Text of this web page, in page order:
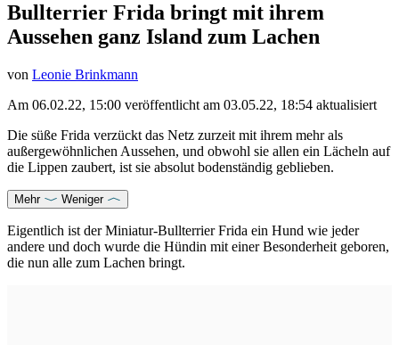
Bullterrier Frida bringt mit ihrem
Aussehen ganz Island zum Lachen
von Leonie Brinkmann
Am 06.02.22, 15:00 veröffentlicht am 03.05.22, 18:54 aktualisiert
Die süße Frida verzückt das Netz zurzeit mit ihrem mehr als
außergewöhnlichen Aussehen, und obwohl sie allen ein Lächeln auf
die Lippen zaubert, ist sie absolut bodenständig geblieben.
Mehr Weniger
Eigentlich ist der Miniatur-Bullterrier Frida ein Hund wie jeder
andere und doch wurde die Hündin mit einer Besonderheit geboren,
die nun alle zum Lachen bringt.